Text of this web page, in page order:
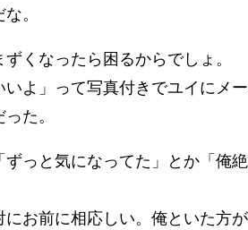
。
くなったら困るからでしょ。
よ」って写真付きでユイにメ
た。
っと気になってた」とか「俺
お前に相応しい。俺といた方